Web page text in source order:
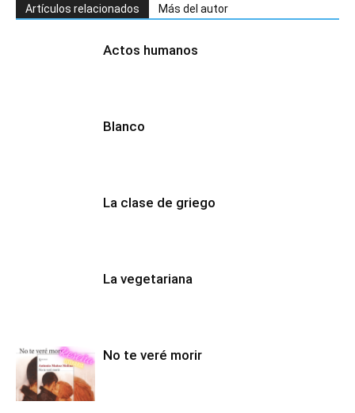
Artículos relacionados Más del autor
Actos humanos
Blanco
La clase de griego
La vegetariana
No te veré morir